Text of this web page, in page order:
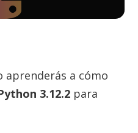
aprenderás a cómo
3.12.2 para